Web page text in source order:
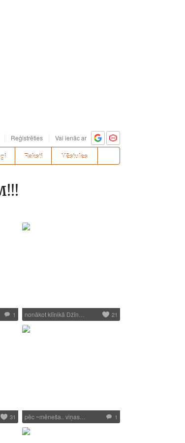
Reģistrēties Vai ienāc ar
Raksti Vēstules
1 nonākot klīnikā Džīn… 21
31 pēc ~mēneša.. viņas… 1